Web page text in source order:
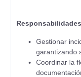
Gestionar
garantizando
Coordinar la